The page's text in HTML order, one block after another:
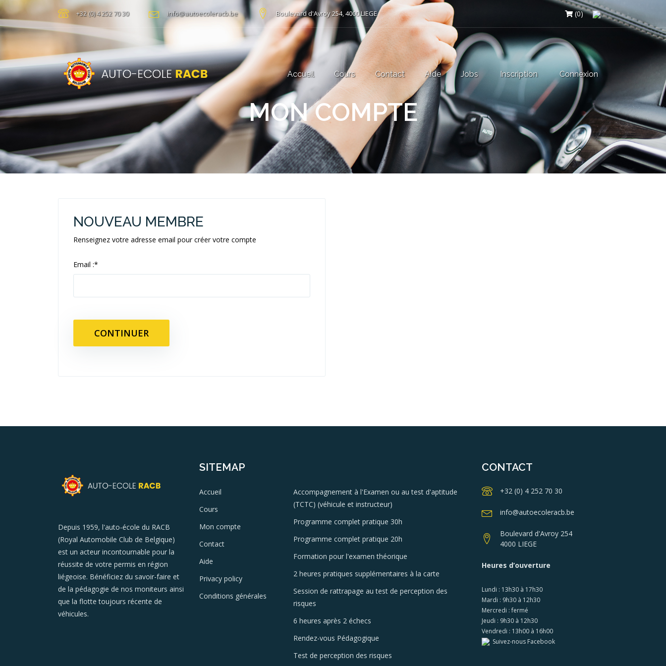
+32 (0) 4 252 70 30 info@autoecoleracb.be Boulevard d'Avroy 254, 4000 LIEGE (0)
Accueil Cours Contact Aide Jobs Inscription Connexion
MON COMPTE
NOUVEAU MEMBRE
Renseignez votre adresse email pour créer votre compte
Email :*
Depuis 1959, l'auto-école du RACB
(Royal Automobile Club de Belgique)
est un acteur incontournable pour la
réussite de votre permis en région
liégeoise. Bénéficiez du savoir-faire et
de la pédagogie de nos moniteurs ainsi
que la flotte toujours récente de
véhicules.
SITEMAP
Accueil
Cours
Mon compte
Contact
Aide
Privacy policy
Conditions générales
Accompagnement à l'Examen ou au test d'aptitude
(TCTC) (véhicule et instructeur)
Programme complet pratique 30h
Programme complet pratique 20h
Formation pour l'examen théorique
2 heures pratiques supplémentaires à la carte
Session de rattrapage au test de perception des
risques
6 heures après 2 échecs
Rendez-vous Pédagogique
Test de perception des risques
CONTACT
+32 (0) 4 252 70 30
info@autoecoleracb.be
Boulevard d'Avroy 254
4000 LIEGE
Heures d’ouverture
Lundi : 13h30 à 17h30
Mardi : 9h30 à 12h30
Mercredi : fermé
Jeudi : 9h30 à 12h30
Vendredi : 13h00 à 16h00
Suivez-nous Facebook